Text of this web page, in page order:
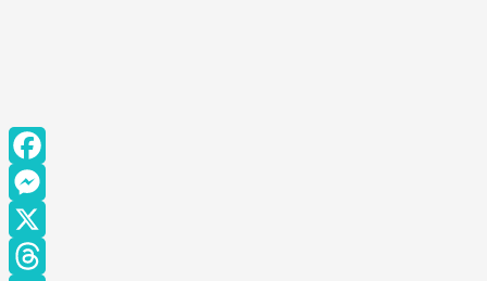
Facebook
Messenger
X